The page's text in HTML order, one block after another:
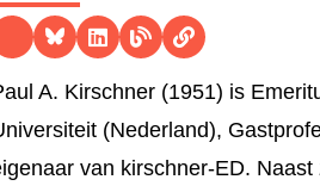
A. Kirschner (1951) is
(Nederland),
van kirschner-ED.